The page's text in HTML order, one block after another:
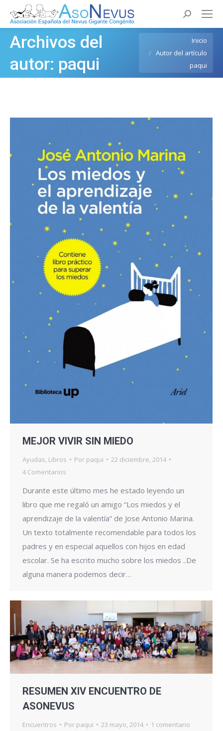
Buscar:
Archivos del
autor: paqui
Inicio
Autor del artículo
paqui
MEJOR VIVIR SIN MIEDO
Ayudas, Libros Por paqui
22 diciembre, 2014
4 Comentarios
Durante este último mes he estado leyendo un
libro que me regaló un amigo “Los miedos y el
aprendizaje de la valentía” de Jose Antonio Marina.
Un texto totalmente recomendable para todos los
padres y en especial aquellos con hijos en edad
escolar. Se ha escrito mucho sobre los miedos ..De
alguna manera podemos decir…
RESUMEN XIV ENCUENTRO DE
ASONEVUS
Encuentros Por paqui 23 mayo, 2014 1 comentario